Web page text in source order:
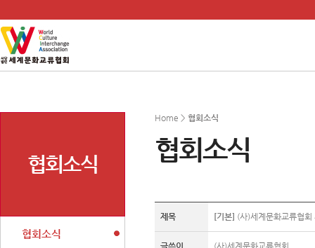
협회소식
협회소식
Home > 협회소식
협회소식
제목 [기본] (사)세계문화교류협
글쓴이 (사)세계문화교류협회